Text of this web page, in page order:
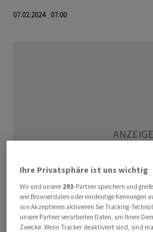
07.02.2024 07:00
Ihre Privatsphäre ist uns wichtig
Wir und unsere 293-Partner speichern und
wie Browserdaten oder eindeutige Kennungen
von Akzeptieren aktivieren Sie Tracking-
unsere Partner verarbeiten Daten, um Ihnen
Zwecke. Wenn Tracker deaktiviert sind, sind